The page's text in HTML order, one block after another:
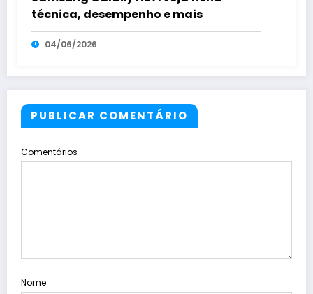
técnica, desempenho e mais
04/06/2026
PUBLICAR COMENTÁRIO
Comentários
Nome